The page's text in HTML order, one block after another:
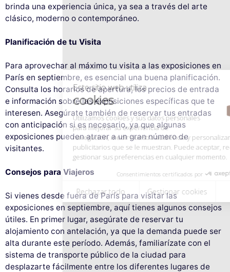
Este sitio web utiliza
para mejorar su experiencia de
navegación, medir nuestra audiencia y personalizar los anuncios
publicitarios que se le muestran. Puede aceptar, rechazar o
gestionar sus preferencias en cualquier momento.
Consentimientos certificados por
Rechazar todo Gestionar cookies Aceptar todo
brinda una experiencia única, ya sea a través del arte
clásico, moderno o contemporáneo.
Planificación de tu Visita
Para aprovechar al máximo tu visita a las exposiciones en
París en septiembre, es esencial una buena planificación.
Consulta los horarios de apertura, los precios de entrada
e información sobre las exposiciones específicas que te
interesen. Asegúrate también de reservar tus entradas
con anticipación si es necesario, ya que algunas
exposiciones pueden atraer a un gran número de
visitantes.
Consejos para Viajeros
Si vienes desde fuera de París para visitar las
exposiciones en septiembre, aquí tienes algunos consejos
útiles. En primer lugar, asegúrate de reservar tu
alojamiento con antelación, ya que la demanda puede ser
alta durante este período. Además, familiarízate con el
sistema de transporte público de la ciudad para
desplazarte fácilmente entre los diferentes lugares de